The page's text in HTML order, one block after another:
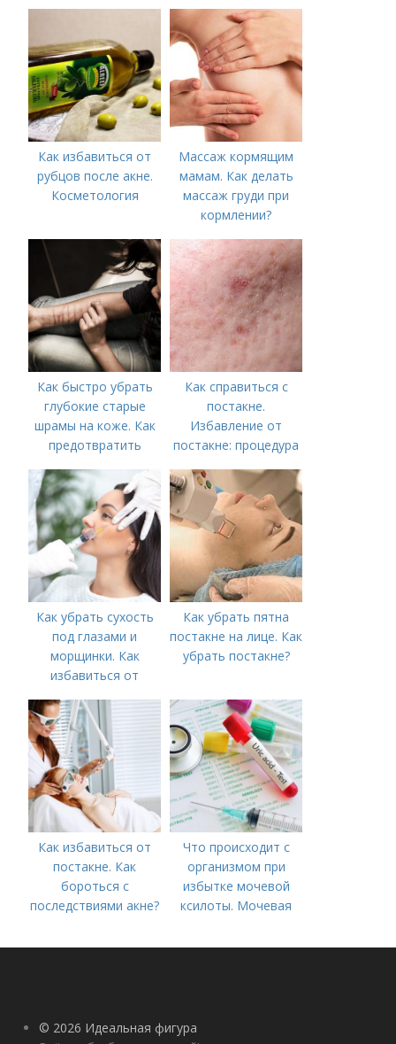
Как избавиться от
рубцов после акне.
Косметология
Массаж кормящим
мамам. Как делать
массаж груди при
кормлении?
Как быстро убрать
глубокие старые
шрамы на коже. Как
предотвратить
Как справиться с
постакне.
Избавление от
постакне: процедура
Как убрать сухость
под глазами и
морщинки. Как
избавиться от
косметологические
процедуры
Как убрать пятна
постакне на лице. Как
убрать постакне?
Как избавиться от
постакне. Как
бороться с
последствиями акне?
Что происходит с
организмом при
избытке мочевой
ксилоты. Мочевая
норма и отклонения
© 2026 Идеальная фигура